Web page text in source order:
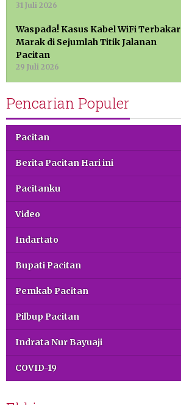
31 Juli 2026
Waspada! Kasus Kabel WiFi Terbakar
Marak di Sejumlah Titik Jalanan
Pacitan
29 Juli 2026
Pencarian Populer
Pacitan
Berita Pacitan Hari ini
Pacitanku
Video
Indartato
Bupati Pacitan
Pemkab Pacitan
Pilbup Pacitan
Indrata Nur Bayuaji
COVID-19